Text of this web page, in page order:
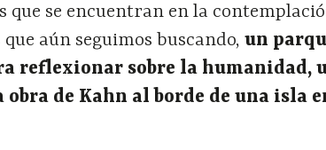
que se encuentran en la
aún seguimos buscando,un
reflexionar sobre la humanidad,
de Kahn al borde de una isla